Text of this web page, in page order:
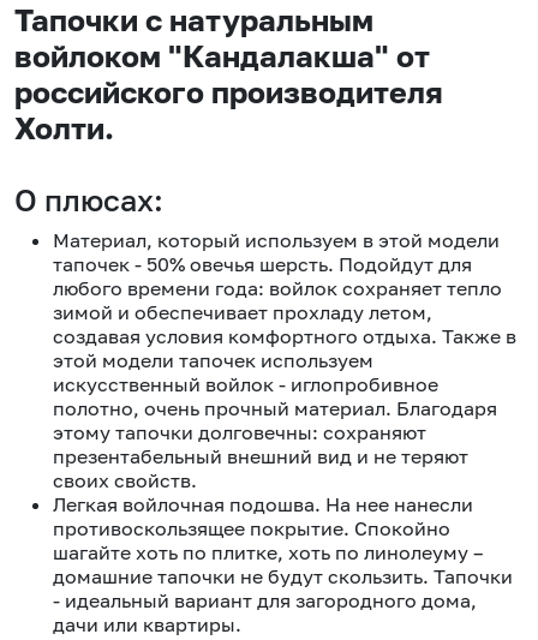
Тапочки с натуральным
войлоком "Кандалакша" от
российского производителя
Холти.
О плюсах:
Материал, который используем в этой модели
тапочек - 50% овечья шерсть. Подойдут для
любого времени года: войлок сохраняет тепло
зимой и обеспечивает прохладу летом,
создавая условия комфортного отдыха. Также в
этой модели тапочек используем
искусственный войлок - иглопробивное
полотно, очень прочный материал. Благодаря
этому тапочки долговечны: сохраняют
презентабельный внешний вид и не теряют
своих свойств.
Легкая войлочная подошва. На нее нанесли
противоскользящее покрытие. Спокойно
шагайте хоть по плитке, хоть по линолеуму –
домашние тапочки не будут скользить. Тапочки
- идеальный вариант для загородного дома,
дачи или квартиры.